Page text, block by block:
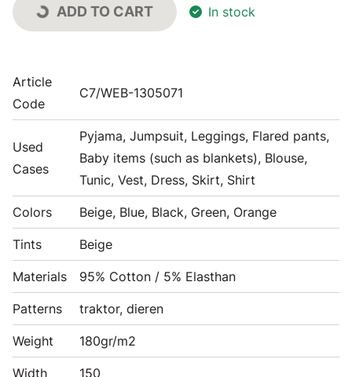
ADD TO CART In stock
Article
Code
C7/WEB-1305071
Used
Cases
Pyjama, Jumpsuit, Leggings, Flared pants,
Baby items (such as blankets), Blouse,
Tunic, Vest, Dress, Skirt, Shirt
Colors Beige, Blue, Black, Green, Orange
Tints Beige
Materials 95% Cotton / 5% Elasthan
Patterns traktor, dieren
Weight 180gr/m2
Width 150